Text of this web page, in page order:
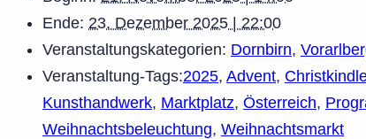
Ende: 23. Dezember 2025 | 22:00
Veranstaltungskategorien: Dornbirn,
Veranstaltung-Tags:2025, Advent,
Kunsthandwerk, Marktplatz, Österreich,
Weihnachtsbeleuchtung, Weihnachtsmarkt